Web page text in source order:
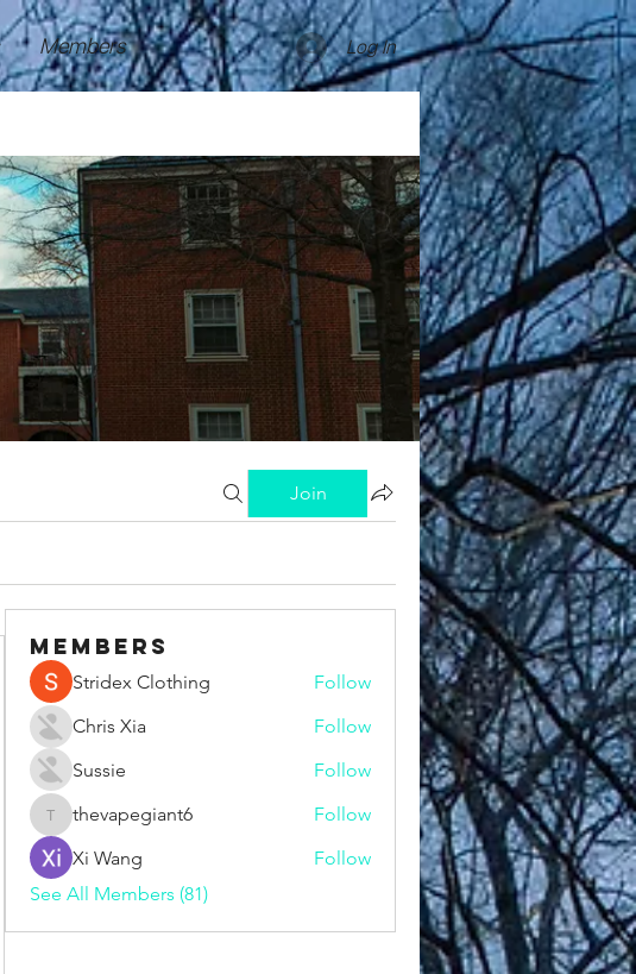
Members Log In
Join
Members
Stridex Clothing
Follow
Chris Xia
Follow
Sussie
Follow
thevapegiant6
thevapegiant6
Follow
Xi Wang
Follow
See All Members (81)